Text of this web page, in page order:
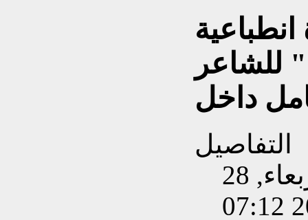
للشاعر
داخل
التفاصيل
تم إنشاءه بتاريخ الأربعاء, 28